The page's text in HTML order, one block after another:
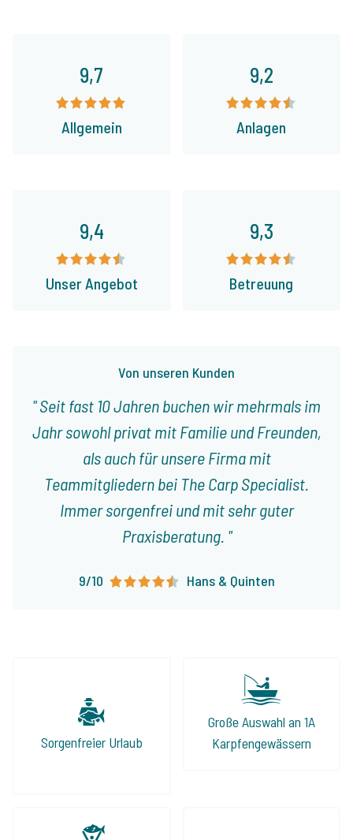
9,7
Allgemein
9,2
Anlagen
Von unseren Kunden
Seit fast 10 Jahren buchen wir mehrmals im
Jahr sowohl privat mit Familie und Freunden,
als auch für unsere Firma mit
Teammitgliedern bei The Carp Specialist.
Immer sorgenfrei und mit sehr guter
Praxisberatung.
9/10 Hans & Quinten
9,4
Unser Angebot
9,3
Betreuung
Sorgenfreier Urlaub
Große Auswahl an 1A
Karpfengewässern